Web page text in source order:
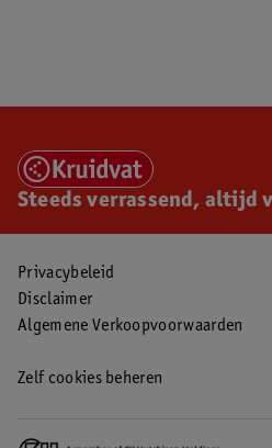
Steeds verrassend, altijd
Privacybeleid
Disclaimer
Algemene Verkoopvoorwaarden
Zelf cookies beheren